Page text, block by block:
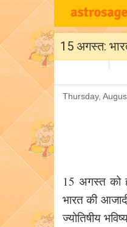
15 अगस्त:
Thursday,
15 अगस्त को
भारत की
ज्योतिषीय